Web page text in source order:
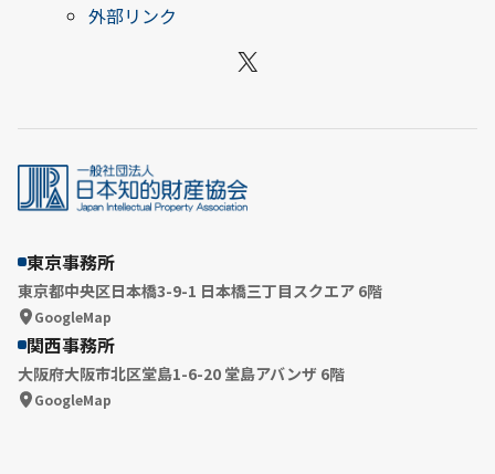
外部リンク
X
東京事務所
東京都中央区日本橋3-9-1 日本橋三丁目スクエア 6階
GoogleMap
関西事務所
大阪府大阪市北区堂島1-6-20 堂島アバンザ 6階
GoogleMap